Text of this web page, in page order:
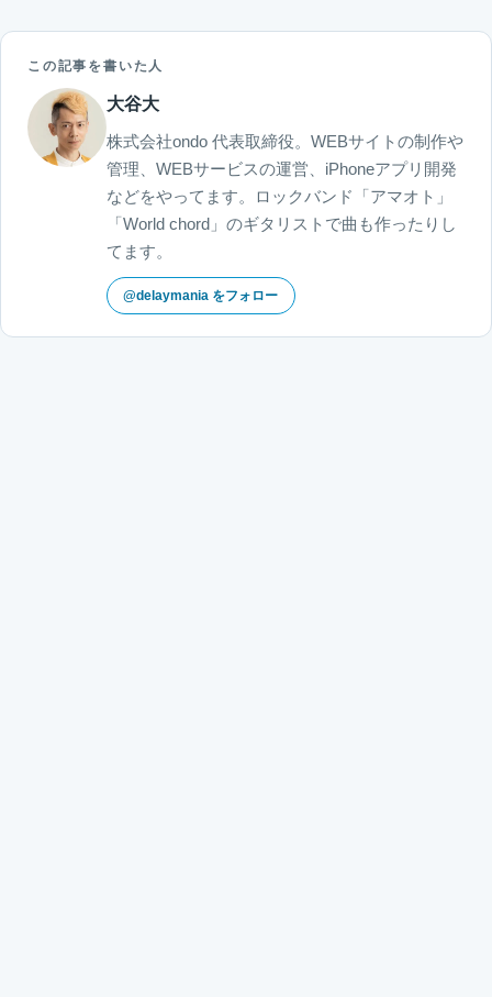
この記事を書いた人
大谷大
株式会社ondo 代表取締役。WEBサイトの制作や
管理、WEBサービスの運営、iPhoneアプリ開発
などをやってます。ロックバンド「アマオト」
「World chord」のギタリストで曲も作ったりし
てます。
@delaymania をフォロー